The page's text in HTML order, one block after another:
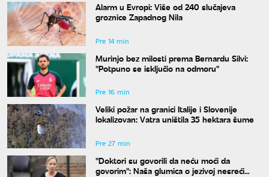
Alarm u Evropi: Više od 240 slučajeva
groznice Zapadnog Nila
Pre 14 min
Murinjo bez milosti prema Bernardu Silvi:
"Potpuno se isključio na odmoru"
Pre 16 min
Veliki požar na granici Italije i Slovenije
lokalizovan: Vatra uništila 35 hektara šume
Pre 27 min
"Doktori su govorili da neću moći da
govorim": Naša glumica o jezivoj nesreći